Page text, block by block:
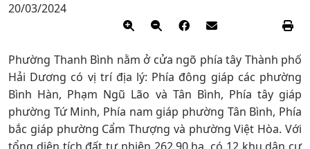
20/03/2024
​Phường Thanh Bình nằm ở cửa ngõ phía tây Thành phố
Hải Dương có vị trí địa lý: Phía đông giáp các phường
Bình Hàn, Phạm Ngũ Lão và Tân Bình, Phía tây giáp
phường Tứ Minh, Phía nam giáp phường Tân Bình, Phía
bắc giáp phường Cẩm Thượng và phường Việt Hòa. Với